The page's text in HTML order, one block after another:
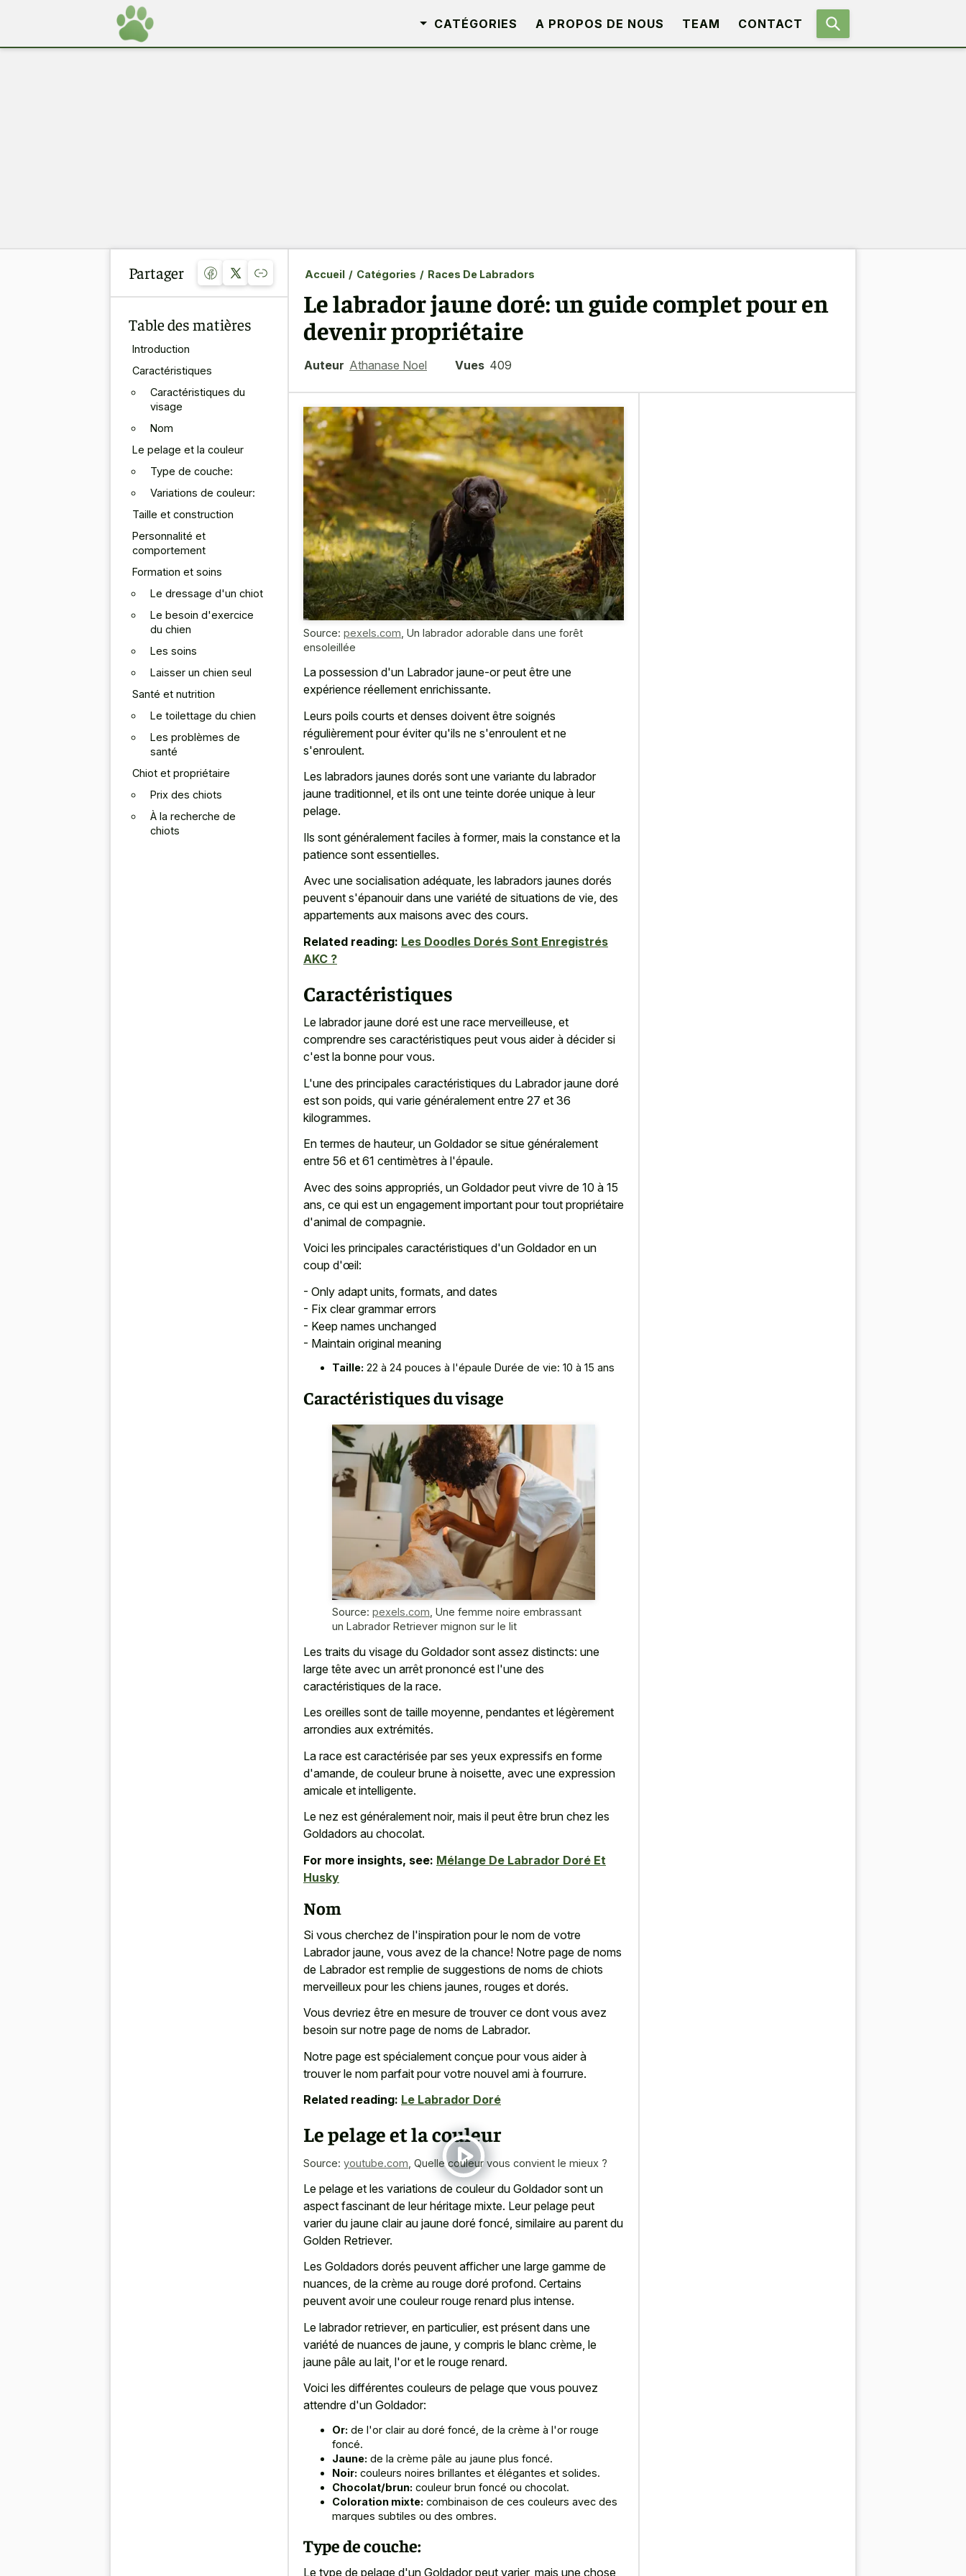
CATÉGORIES A PROPOS DE NOUS TEAM CONTACT
Partager
Table des matières
Introduction
Caractéristiques
Caractéristiques du
visage
Nom
Le pelage et la couleur
Type de couche:
Variations de couleur:
Taille et construction
Personnalité et
comportement
Formation et soins
Le dressage d'un chiot
Le besoin d'exercice
du chien
Les soins
Laisser un chien seul
Santé et nutrition
Le toilettage du chien
Les problèmes de
santé
Chiot et propriétaire
Prix des chiots
À la recherche de
chiots
Accueil / Catégories / Races De Labradors
Le labrador jaune doré: un guide complet pour en
devenir propriétaire
Auteur Athanase Noel Vues 409
Source: pexels.com Un labrador adorable dans une forêt
ensoleillée
La possession d'un Labrador jaune-or peut être une
expérience réellement enrichissante.
Leurs poils courts et denses doivent être soignés
régulièrement pour éviter qu'ils ne s'enroulent et ne
s'enroulent.
Les labradors jaunes dorés sont une variante du labrador
jaune traditionnel, et ils ont une teinte dorée unique à leur
pelage.
Ils sont généralement faciles à former, mais la constance et la
patience sont essentielles.
Avec une socialisation adéquate, les labradors jaunes dorés
peuvent s'épanouir dans une variété de situations de vie, des
appartements aux maisons avec des cours.
Related reading: Les Doodles Dorés Sont Enregistrés
AKC ?
Caractéristiques
Le labrador jaune doré est une race merveilleuse, et
comprendre ses caractéristiques peut vous aider à décider si
c'est la bonne pour vous.
L'une des principales caractéristiques du Labrador jaune doré
est son poids, qui varie généralement entre 27 et 36
kilogrammes.
En termes de hauteur, un Goldador se situe généralement
entre 56 et 61 centimètres à l'épaule.
Avec des soins appropriés, un Goldador peut vivre de 10 à 15
ans, ce qui est un engagement important pour tout propriétaire
d'animal de compagnie.
Voici les principales caractéristiques d'un Goldador en un
coup d'œil:
- Only adapt units, formats, and dates
- Fix clear grammar errors
- Keep names unchanged
- Maintain original meaning
Taille: 22 à 24 pouces à l'épaule Durée de vie: 10 à 15 ans
Caractéristiques du visage
Source: pexels.com, Une femme noire embrassant
un Labrador Retriever mignon sur le lit
Les traits du visage du Goldador sont assez distincts: une
large tête avec un arrêt prononcé est l'une des
caractéristiques de la race.
Les oreilles sont de taille moyenne, pendantes et légèrement
arrondies aux extrémités.
La race est caractérisée par ses yeux expressifs en forme
d'amande, de couleur brune à noisette, avec une expression
amicale et intelligente.
Le nez est généralement noir, mais il peut être brun chez les
Goldadors au chocolat.
For more insights, see: Mélange De Labrador Doré Et
Husky
Nom
Si vous cherchez de l'inspiration pour le nom de votre
Labrador jaune, vous avez de la chance! Notre page de noms
de Labrador est remplie de suggestions de noms de chiots
merveilleux pour les chiens jaunes, rouges et dorés.
Vous devriez être en mesure de trouver ce dont vous avez
besoin sur notre page de noms de Labrador.
Notre page est spécialement conçue pour vous aider à
trouver le nom parfait pour votre nouvel ami à fourrure.
Related reading: Le Labrador Doré
Le pelage et la couleur
Source: youtube.com, Quelle couleur vous convient le mieux ?
Le pelage et les variations de couleur du Goldador sont un
aspect fascinant de leur héritage mixte. Leur pelage peut
varier du jaune clair au jaune doré foncé, similaire au parent du
Golden Retriever.
Les Goldadors dorés peuvent afficher une large gamme de
nuances, de la crème au rouge doré profond. Certains
peuvent avoir une couleur rouge renard plus intense.
Le labrador retriever, en particulier, est présent dans une
variété de nuances de jaune, y compris le blanc crème, le
jaune pâle au lait, l'or et le rouge renard.
Voici les différentes couleurs de pelage que vous pouvez
attendre d'un Goldador:
Or: de l'or clair au doré foncé, de la crème à l'or rouge
foncé.
Jaune: de la crème pâle au jaune plus foncé.
Noir: couleurs noires brillantes et élégantes et solides.
Chocolat/brun: couleur brun foncé ou chocolat.
Coloration mixte: combinaison de ces couleurs avec des
marques subtiles ou des ombres.
Type de couche:
Le type de pelage d'un Goldador peut varier, mais une chose